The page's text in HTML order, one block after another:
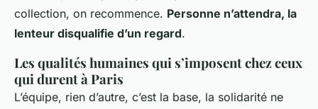
collection, on recommence. Personne n’attendra, la
lenteur disqualifie d’un regard.
Les qualités humaines qui s’imposent chez ceux
qui durent à Paris
L’équipe, rien d’autre, c’est la base, la solidarité ne